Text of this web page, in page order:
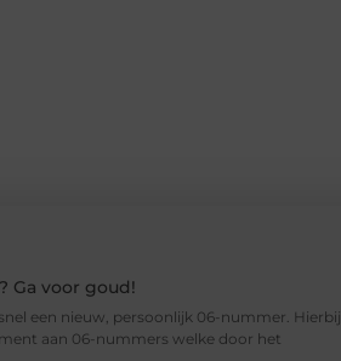
Ga voor goud!
een nieuw, persoonlijk 06-nummer. Hierbij
aan 06-nummers welke door het